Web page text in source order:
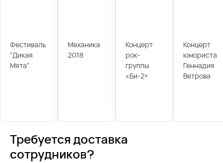
Фестиваль
"Дикая
Мята"
Механика
2018
Концерт
рок-
группы
«Би-2»
Концерт
юмориста
Геннадия
Ветрова
Требуется доставка
сотрудников?